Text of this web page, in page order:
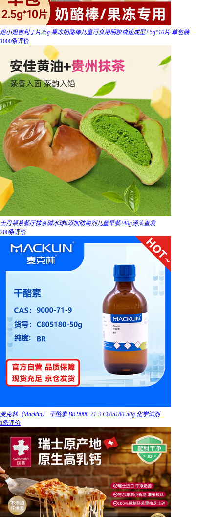
焙小姐吉利丁片25g 果冻奶酪棒儿童可食用明胶快速成型2.5g*10片 单包装
1000条评价
士丹顿茶餐厅抹茶碱水球0添加防腐剂儿童早餐240g源头直发
200条评价
麦克林（Macklin） 干酪素 BR 9000-71-9 C805180-50g 化学试剂
1条评价